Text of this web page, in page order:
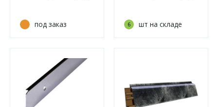
под заказ 6 шт на складе